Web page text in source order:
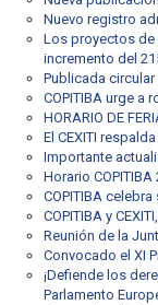
Nuevo registro
Los proyectos de
incremento del
Publicada
COPITIBA urge a
HORARIO DE
El CEXITI
Importante
Horario COPITIBA
COPITIBA
COPITIBA y
Reunión de la
Convocado el XI
¡Defiende los
Parlamento